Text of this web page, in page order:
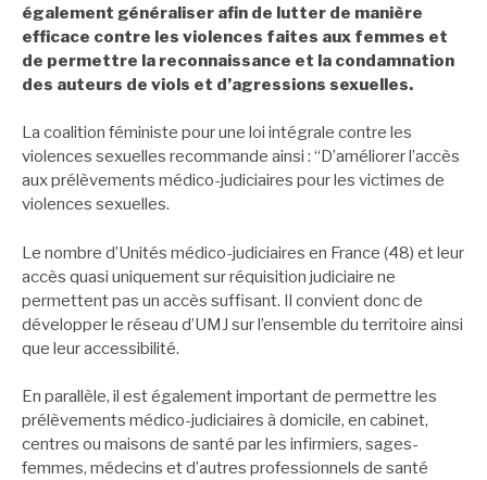
également généraliser afin de lutter de manière
efficace contre les violences faites aux femmes et
de permettre la reconnaissance et la condamnation
des auteurs de viols et d’agressions sexuelles.
La coalition féministe pour une loi intégrale contre les
violences sexuelles recommande ainsi : “D’améliorer l’accès
aux prélèvements médico-judiciaires pour les victimes de
violences sexuelles.
Le nombre d’Unités médico-judiciaires en France (48) et leur
accès quasi uniquement sur réquisition judiciaire ne
permettent pas un accès suffisant. Il convient donc de
développer le réseau d’UMJ sur l’ensemble du territoire ainsi
que leur accessibilité.
En parallèle, il est également important de permettre les
prélèvements médico-judiciaires à domicile, en cabinet,
centres ou maisons de santé par les infirmiers, sages-
femmes, médecins et d’autres professionnels de santé